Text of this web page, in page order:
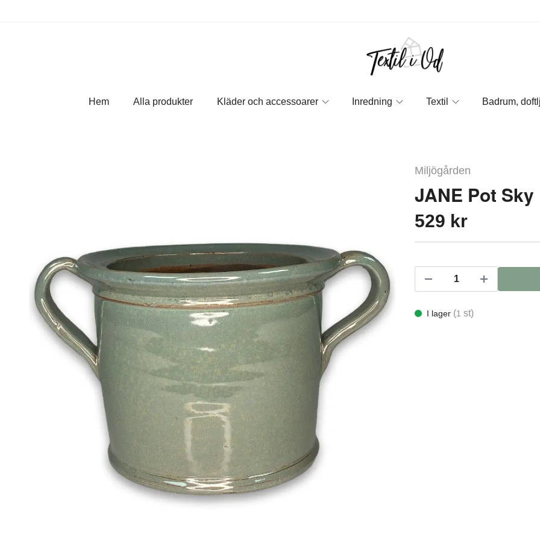
Hem Alla produkter Kläder och accessoarer Inredning Textil Badrum,
Miljögården
JANE Pot Sky
529 kr
I lager (1 st)